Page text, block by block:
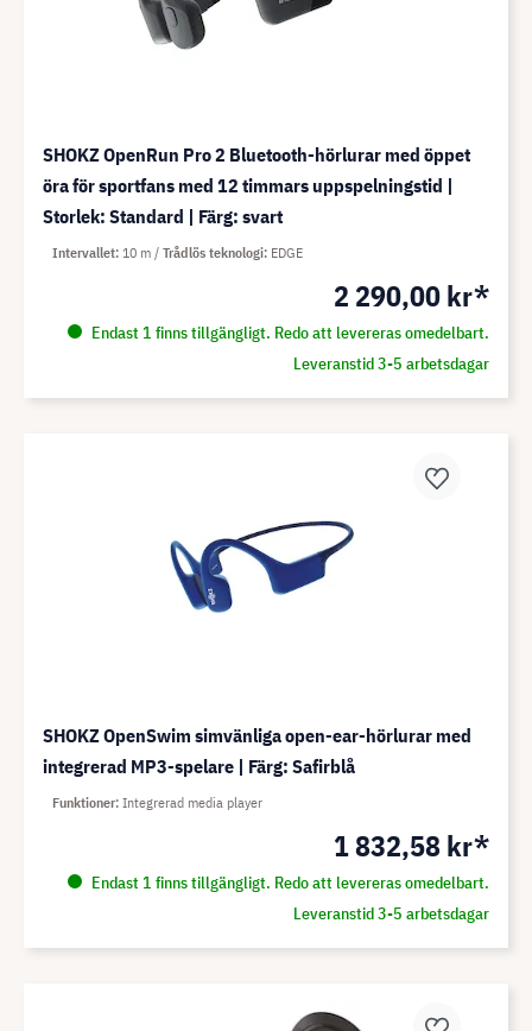
SHOKZ OpenRun Pro 2 Bluetooth-hörlurar med öppet
öra för sportfans med 12 timmars uppspelningstid |
Storlek: Standard | Färg: svart
2 290,00 kr*
Endast 1 finns tillgängligt. Redo att levereras omedelbart.
Leveranstid 3-5 arbetsdagar
Intervallet 10 m Trådlös teknologi EDGE
SHOKZ OpenSwim simvänliga open-ear-hörlurar med
integrerad MP3-spelare | Färg: Safirblå
1 832,58 kr*
Endast 1 finns tillgängligt. Redo att levereras omedelbart.
Leveranstid 3-5 arbetsdagar
Funktioner Integrerad media player